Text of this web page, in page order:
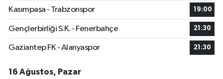
Kasımpaşa - Trabzonspor 19:00
Gençlerbirliği S.K. - Fenerbahçe 21:30
Gaziantep FK - Alanyaspor 21:30
16 Ağustos, Pazar